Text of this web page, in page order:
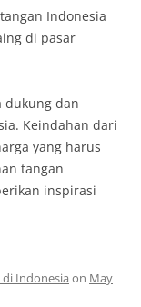
Indonesia
di pasar
dukung dan
Keindahan dari
yang harus
tangan
inspirasi
di Indonesia on May